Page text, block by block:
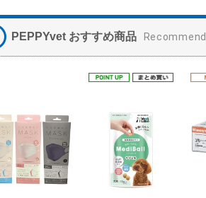
PEPPYvet おすすめ商品 Recommend